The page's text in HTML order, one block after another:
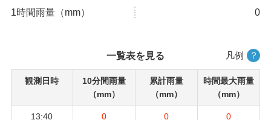
1時間雨量（mm） 0
凡例 ？
一覧表を見る
観測日時
10分間雨量
（mm）
累計雨量
（mm）
時間最大雨量
（mm）
13:40 0 0 0